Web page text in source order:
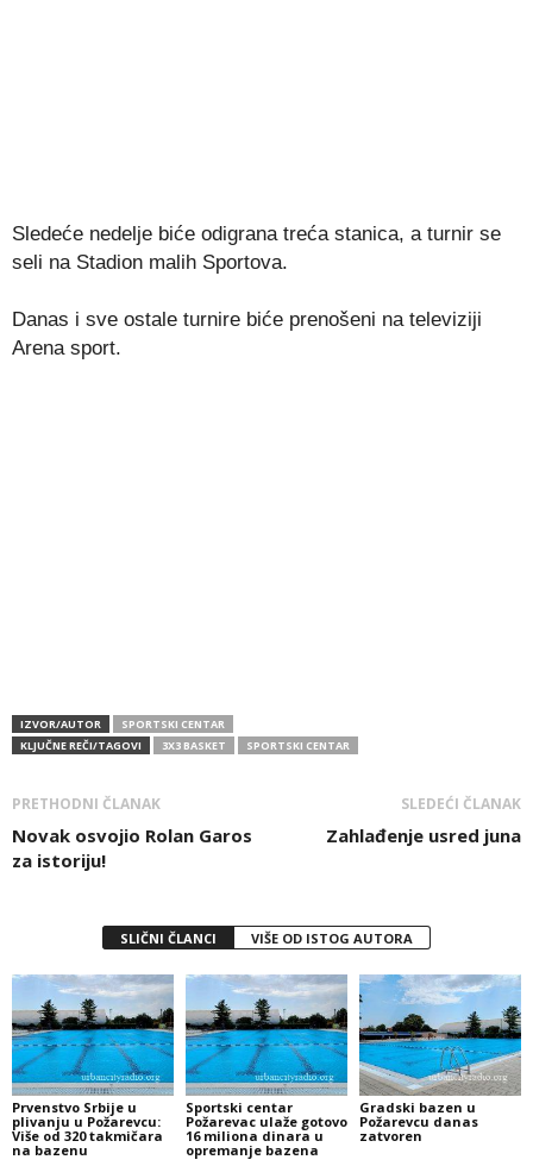
Sledeće nedelje biće odigrana treća stanica, a turnir se
seli na Stadion malih Sportova.
Danas i sve ostale turnire biće prenošeni na televiziji
Arena sport.
IZVOR/AUTOR
SPORTSKI CENTAR
KLJUČNE REČI/TAGOVI
3X3 BASKET SPORTSKI CENTAR
PRETHODNI ČLANAK
Novak osvojio Rolan Garos
za istoriju!
SLEDEĆI ČLANAK
Zahlađenje usred juna
SLIČNI ČLANCI VIŠE OD ISTOG AUTORA
Prvenstvo Srbije u
plivanju u Požarevcu:
Više od 320 takmičara
na bazenu
Sportski centar
Požarevac ulaže gotovo
16 miliona dinara u
opremanje bazena
Gradski bazen u
Požarevcu danas
zatvoren